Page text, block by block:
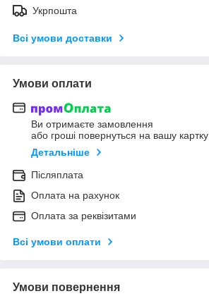
Укрпошта
Всі умови доставки
Умови оплати
Ви отримаєте замовлення
або гроші повернуться на вашу картку
Детальніше
Післяплата
Оплата на рахунок
Оплата за реквізитами
Всі умови оплати
Умови повернення